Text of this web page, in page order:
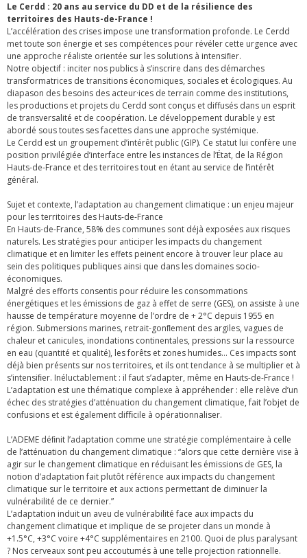
Le Cerdd : 20 ans au service du DD et de la résilience des
territoires des Hauts-de-France !
L’accélération des crises impose une transformation profonde. Le Cerdd
met toute son énergie et ses compétences pour révéler cette urgence avec
une approche réaliste orientée sur les solutions à intensiﬁer.
Notre objectif : inciter nos publics à s’inscrire dans des démarches
transformatrices de transitions économiques, sociales et écologiques. Au
diapason des besoins des acteur·ices de terrain comme des institutions,
les productions et projets du Cerdd sont conçus et diffusés dans un esprit
de transversalité et de coopération. Le développement durable y est
abordé sous toutes ses facettes dans une approche systémique.
Le Cerdd est un groupement d’intérêt public (GIP). Ce statut lui confère une
position privilégiée d’interface entre les instances de l’État, de la Région
Hauts-de-France et des territoires tout en étant au service de l’intérêt
général.
Sujet et contexte, l’adaptation au changement climatique : un enjeu majeur
pour les territoires des Hauts-de-France
En Hauts-de-France, 58% des communes sont déjà exposées aux risques
naturels. Les stratégies pour anticiper les impacts du changement
climatique et en limiter les effets peinent encore à trouver leur place au
sein des politiques publiques ainsi que dans les domaines socio-
économiques.
Malgré des efforts consentis pour réduire les consommations
énergétiques et les émissions de gaz à effet de serre (GES), on assiste à une
hausse de température moyenne de l’ordre de + 2°C depuis 1955 en
région. Submersions marines, retrait-gonﬂement des argiles, vagues de
chaleur et canicules, inondations continentales, pressions sur la ressource
en eau (quantité et qualité), les forêts et zones humides… Ces impacts sont
déjà bien présents sur nos territoires, et ils ont tendance à se multiplier et à
s’intensiﬁer. Inéluctablement : il faut s’adapter, même en Hauts-de-France !
L’adaptation est une thématique complexe à appréhender : elle relève d’un
échec des stratégies d’atténuation du changement climatique, fait l’objet de
confusions et est également diﬃcile à opérationnaliser.
L’ADEME déﬁnit l’adaptation comme une stratégie complémentaire à celle
de l’atténuation du changement climatique : “alors que cette dernière vise à
agir sur le changement climatique en réduisant les émissions de GES, la
notion d’adaptation fait plutôt référence aux impacts du changement
climatique sur le territoire et aux actions permettant de diminuer la
vulnérabilité de ce dernier.”
L’adaptation induit un aveu de vulnérabilité face aux impacts du
changement climatique et implique de se projeter dans un monde à
+1.5°C, +3°C voire +4°C supplémentaires en 2100. Quoi de plus paralysant
? Nos cerveaux sont peu accoutumés à une telle projection rationnelle.